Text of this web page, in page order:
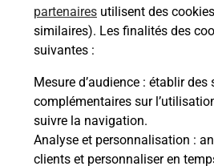
partenaires utilisent des
similaires). Les finalités des
suivantes :
Mesure d’audience : établir des
complémentaires sur
suivre la navigation.
Analyse et personnalisation :
clients et personnaliser en
08380 Tarzy
Boîte aux lettres La
Prochaine collecte du
Le lien s'ouvre dans un nouvel onglet